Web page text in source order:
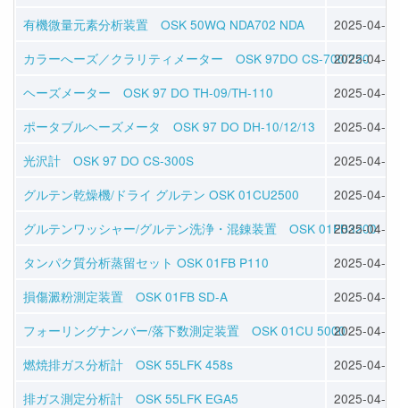
有機微量元素分析装置 OSK 50WQ NDA702 NDA
2025-04-11
カラーへーズ／クラリティメーター OSK 97DO CS-700/720
2025-04-11
ヘーズメーター OSK 97 DO TH-09/TH-110
2025-04-11
ポータブルヘーズメータ OSK 97 DO DH-10/12/13
2025-04-11
光沢計 OSK 97 DO CS-300S
2025-04-11
グルテン乾燥機/ドライ グルテン OSK 01CU2500
2025-04-09
グルテンワッシャー/グルテン洗浄・混錬装置 OSK 01FB3200
2025-04-09
タンパク質分析蒸留セット OSK 01FB P110
2025-04-09
損傷澱粉測定装置 OSK 01FB SD-A
2025-04-09
フォーリングナンバー/落下数測定装置 OSK 01CU 50002025-04-09
燃焼排ガス分析計 OSK 55LFK 458s
2025-04-08
排ガス測定分析計 OSK 55LFK EGA5
2025-04-08